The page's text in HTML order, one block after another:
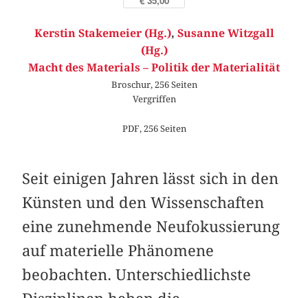
Kerstin Stakemeier (Hg.), Susanne Witzgall
(Hg.)
Macht des Materials – Politik der Materialität
Broschur, 256 Seiten
Vergriffen
PDF, 256 Seiten
Seit einigen Jahren lässt sich in den
Künsten und den Wissenschaften
eine zunehmende Neufokussierung
auf materielle Phänomene
beobachten. Unterschiedlichste